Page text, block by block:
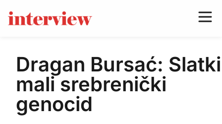
Dragan Bursać: Slatki
mali srebrenički
genocid